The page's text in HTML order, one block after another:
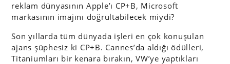
reklam dünyasının Apple’ı CP+B, Microsoft
markasının imajını doğrultabilecek miydi?
Son yıllarda tüm dünyada işleri en çok konuşulan
ajans şüphesiz ki CP+B. Cannes’da aldığı ödülleri,
Titaniumları bir kenara bırakın, VW’ye yaptıkları